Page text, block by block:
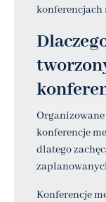
konferencjach
konferencje
dlatego
Konferencje